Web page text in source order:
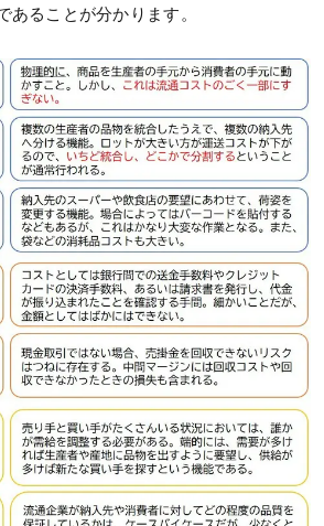
あることが分かります。